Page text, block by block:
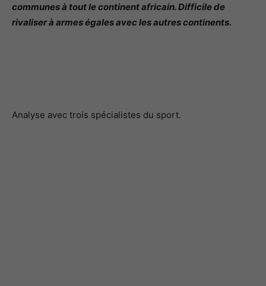
communes à tout le continent africain. Difficile de
rivaliser à armes égales avec les autres continents.
Analyse avec trois spécialistes du sport.